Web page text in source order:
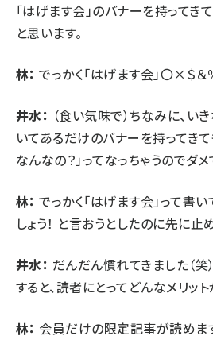
「はげます会」のバナーを持ってき
と思います。
林： でっかく「はげます会」〇×＄
井水： （食い気味で）ちなみに、い
いてあるだけのバナーを持ってきて
なんなの？」ってなっちゃうのでダメ
林： でっかく「はげます会」って書
しょう！ と言おうとしたのに先に
井水： だんだん慣れてきました（笑
すると、読者にとってどんなメリッ
林： 会員だけの限定記事が読めま